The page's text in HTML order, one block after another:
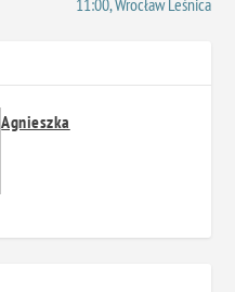
11:00, Wrocław Leśnica
Agnieszka